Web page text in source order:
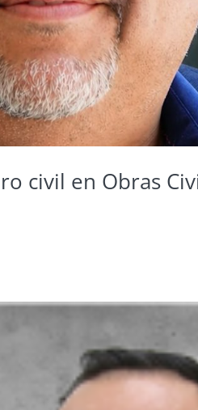
civil en Obras